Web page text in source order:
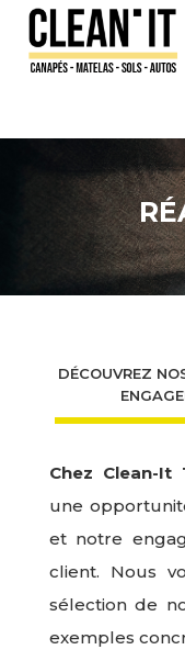
DÉCOUVREZ
Chez Clean-It
une
et notre
client. Nous
sélection de
exemples